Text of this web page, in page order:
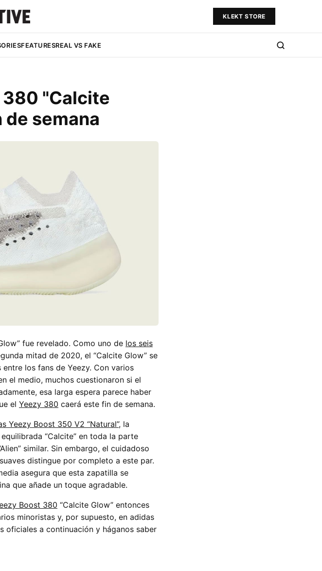
KLEKT STORE
FEATURESREAL VS FAKE
380 "Calcite
semana
fue revelado. Como uno de los seis
mitad de 2020, el “Calcite Glow” se
los fans de Yeezy. Con varios
el medio, muchos cuestionaron si el
esa larga espera parece haber
el Yeezy 380 caerá este fin de semana.
Yeezy Boost 350 V2 “Natural”, la
“Calcite” en toda la parte
similar. Sin embargo, el cuidadoso
distingue por completo a este par.
asegura que esta zapatilla se
que añade un toque agradable.
Boost 380 “Calcite Glow” entonces
minoristas y, por supuesto, en adidas
oficiales a continuación y háganos saber